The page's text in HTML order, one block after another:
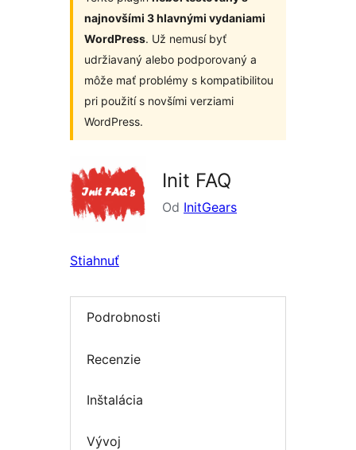
najnovšími 3 hlavnými vydaniami
WordPress. Už nemusí byť
udržiavaný alebo podporovaný a
môže mať problémy s kompatibilitou
pri použití s novšími verziami
WordPress.
Init FAQ
Od InitGears
Stiahnuť
Podrobnosti
Recenzie
Inštalácia
Vývoj